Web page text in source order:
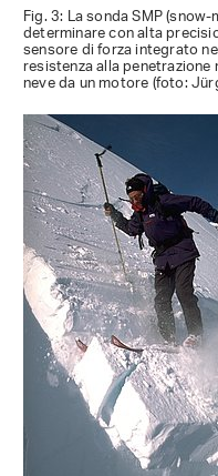
Fig. 3: La sonda SMP
determinare con alta
sensore di forza integrato
resistenza alla
neve da un motore (foto: